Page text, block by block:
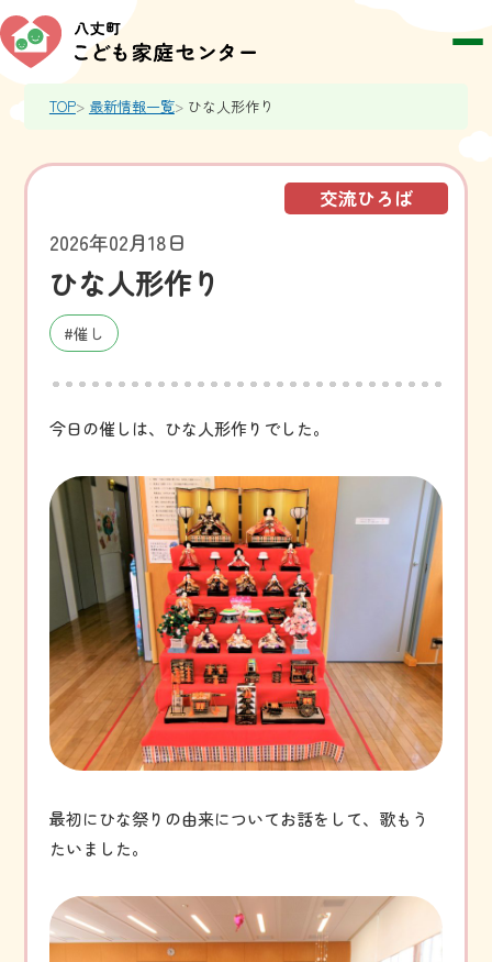
TOP 最新情報一覧 ひな人形作り
交流ひろば
2026年02月18日
ひな人形作り
#催し
今日の催しは、ひな人形作りでした。
最初にひな祭りの由来についてお話をして、歌もう
たいました。